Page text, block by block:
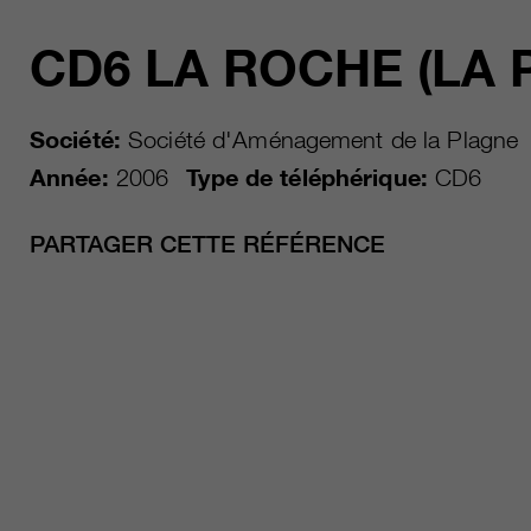
CD6 LA ROCHE (LA
Société: Société d'Aménagement de la Plagne
Année: 2006 Type de téléphérique: CD6
PARTAGER CETTE RÉFÉRENCE